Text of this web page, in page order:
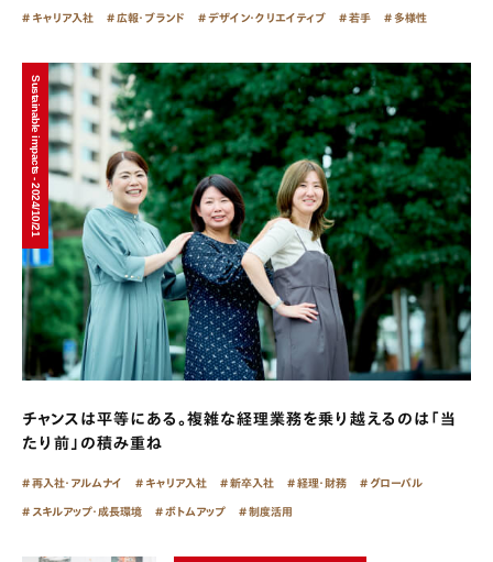
キャリア入社 広報・ブランド デザイン・クリエイティブ 若手 多様性
Sustainable impacts - 2024/10/21
チャンスは平等にある。複雑な経理業務を乗り越えるのは「当
たり前」の積み重ね
再入社・アルムナイ キャリア入社 新卒入社 経理・財務 グローバル
スキルアップ・成長環境 ボトムアップ 制度活用